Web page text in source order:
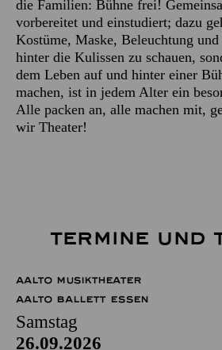
die Familien: Bühne frei!
vorbereitet und einstudiert; dazu
Kostüme, Maske, Beleuchtung
hinter die Kulissen zu schauen,
dem Leben auf und hinter einer
machen, ist in jedem Alter ein
Alle packen an, alle machen mit,
wir Theater!
TERMINE UND
AALTO MUSIKTHEATER
AALTO BALLETT ESSEN
Samstag
26.09.2026